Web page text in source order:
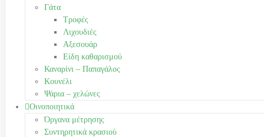
Γάτα
Τροφές
Λιχουδιές
Αξεσουάρ
Είδη καθαρισμού
Καναρίνι – Παπαγάλος
Κουνέλι
Ψάρια – χελώνες
Οινοποιητικά
Όργανα μέτρησης
Συντηρητικά κρασιού